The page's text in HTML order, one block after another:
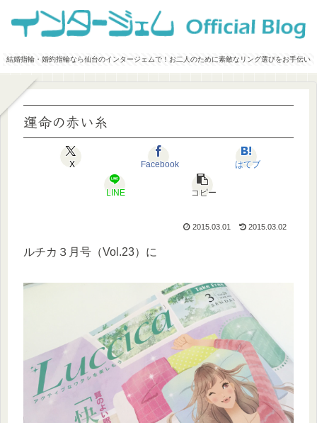
結婚指輪・婚約指輪なら仙台のインタージェムで！お二人のために素敵なリング選びをお手伝い
運命の赤い糸
X Facebook はてブ
LINE コピー
2015.03.01 2015.03.02
ルチカ３月号（Vol.23）に